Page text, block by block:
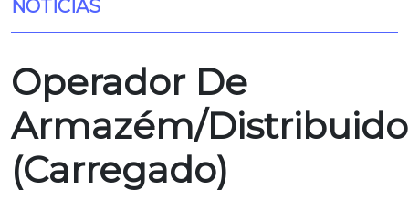
NOTÍCIAS
Operador De
Armazém/
(Carregado)